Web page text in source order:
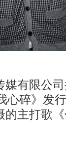
有限公司
心碎》发
主打歌